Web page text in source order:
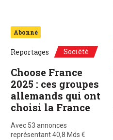
Abonné
Reportages Société
Choose France
2025 : ces groupes
allemands qui ont
choisi la France
Avec 53 annonces
représentant 40,8 Mds €